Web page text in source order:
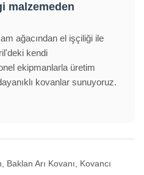
malzemeden
ağacından el işçiliği ile
kendi
ekipmanlarla üretim
kovanlar sunuyoruz.
Baklan Arı Kovanı, Kovancı